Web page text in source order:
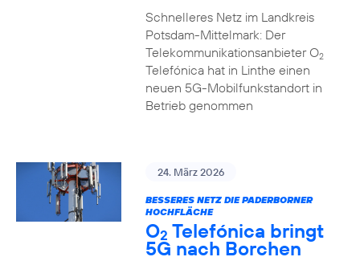
Schnelleres Netz im Landkreis
Potsdam-Mittelmark: Der
Telekommunikationsanbieter O2
Telefónica hat in Linthe einen
neuen 5G-Mobilfunkstandort in
Betrieb genommen
24. März 2026
BESSERES NETZ DIE PADERBORNER
HOCHFLÄCHE
O2 Telefónica bringt
5G nach Borchen